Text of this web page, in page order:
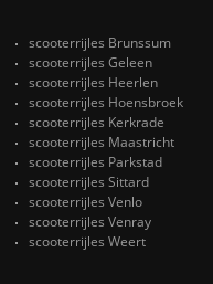
scooterrijles Brunssum
scooterrijles Geleen
scooterrijles Heerlen
scooterrijles Hoensbroek
scooterrijles Kerkrade
scooterrijles Maastricht
scooterrijles Parkstad
scooterrijles Sittard
scooterrijles Venlo
scooterrijles Venray
scooterrijles Weert